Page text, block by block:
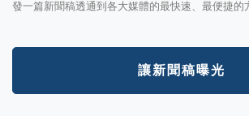
發一篇新聞稿透通到各大媒體的最快速、最便捷的
讓新聞稿曝光